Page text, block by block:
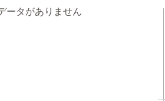
ータがありません